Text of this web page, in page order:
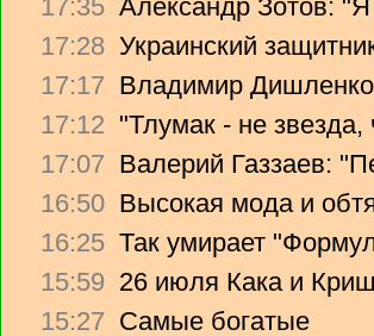
17:35 Александр Зотов:
17:28 Украинский
17:17 Владимир
17:12 "Тлумак - не
17:07 Валерий Газзаев:
16:50 Высокая мода и
16:25 Так умирает
15:59 26 июля Кака и
15:27 Самые богатые